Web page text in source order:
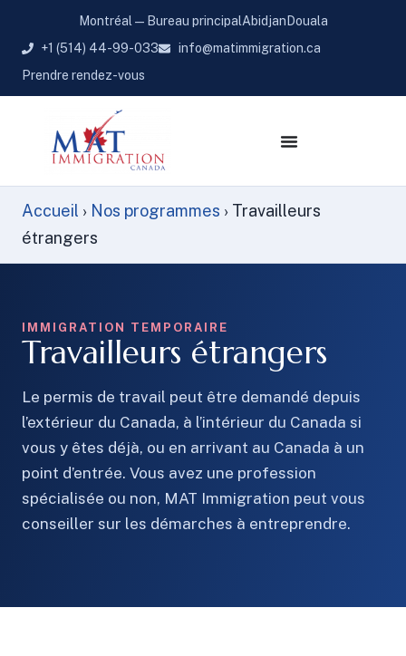
Montréal — Bureau principalAbidjan Douala
+1 (514) 44-99-033
info@matimmigration.ca
Prendre rendez-vous
Accueil › Nos programmes › Travailleurs
étrangers
IMMIGRATION TEMPORAIRE
Travailleurs étrangers
Le permis de travail peut être demandé depuis
l’extérieur du Canada, à l’intérieur du Canada si
vous y êtes déjà, ou en arrivant au Canada à un
point d’entrée. Vous avez une profession
spécialisée ou non, MAT Immigration peut vous
conseiller sur les démarches à entreprendre.